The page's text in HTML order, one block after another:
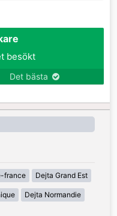
besökt
Det bästa
france Dejta Grand Est
Dejta Normandie